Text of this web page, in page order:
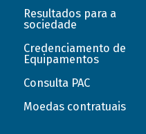
Resultados para a
sociedade
Credenciamento de
Equipamentos
Consulta PAC
Moedas contratuais